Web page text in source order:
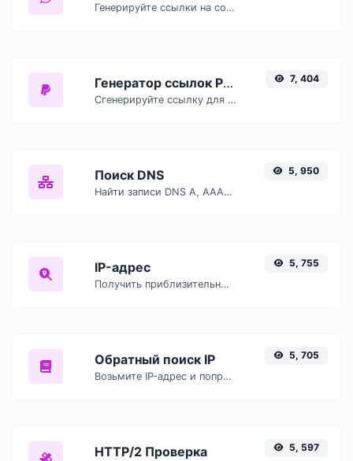
Генерируйте ссылки на сообщения WhatsApp с легкостью.
Генератор ссылок PayPal
Сгенерируйте ссылку для оплаты через Paypal с легкостью.
7, 404
Поиск DNS
Найти записи DNS A, AAAA, CNAME, MX, NS, TXT, SOA хоста.
5, 950
IP-адрес
Получить приблизительные данные IP.
5, 755
Обратный поиск IP
Возьмите IP-адрес и попробуйте найти связанный с ним домен/хост.
5, 705
HTTP/2 Проверка 5, 597